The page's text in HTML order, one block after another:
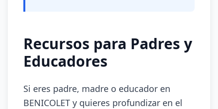
Recursos para Padres y
Educadores
Si eres padre, madre o educador en
BENICOLET y quieres profundizar en el